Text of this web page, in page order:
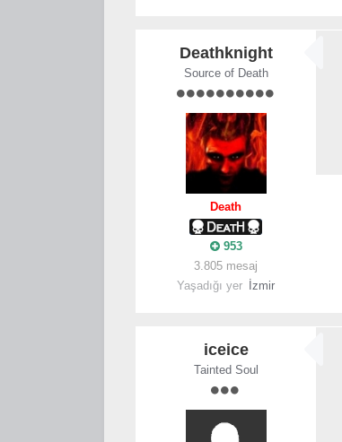
Deathknight
Source of Death
Death
953
3.805 mesaj
Yaşadığı yer
İzmir
iceice
Tainted Soul